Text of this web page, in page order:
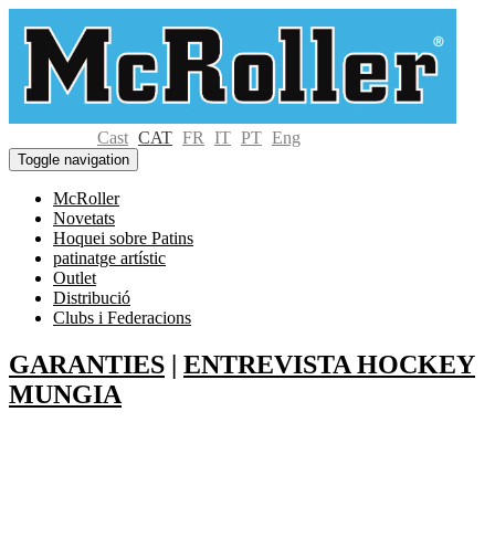
Cast CAT FR IT PT Eng
Toggle navigation
McRoller
Novetats
Hoquei sobre Patins
patinatge artístic
Outlet
Distribució
Clubs i Federacions
GARANTIES | ENTREVISTA HOCKEY
MUNGIA